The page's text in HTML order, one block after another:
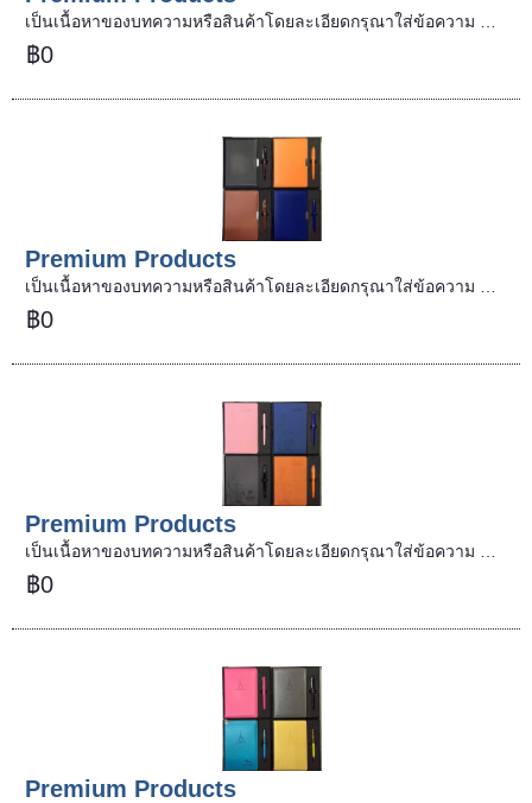
เป็นเนื้อหาของบทความหรือสินค้าโดยละเอียดกรุณาใส่ข้อความ …
฿0
Premium Products
เป็นเนื้อหาของบทความหรือสินค้าโดยละเอียดกรุณาใส่ข้อความ …
฿0
Premium Products
เป็นเนื้อหาของบทความหรือสินค้าโดยละเอียดกรุณาใส่ข้อความ …
฿0
Premium Products